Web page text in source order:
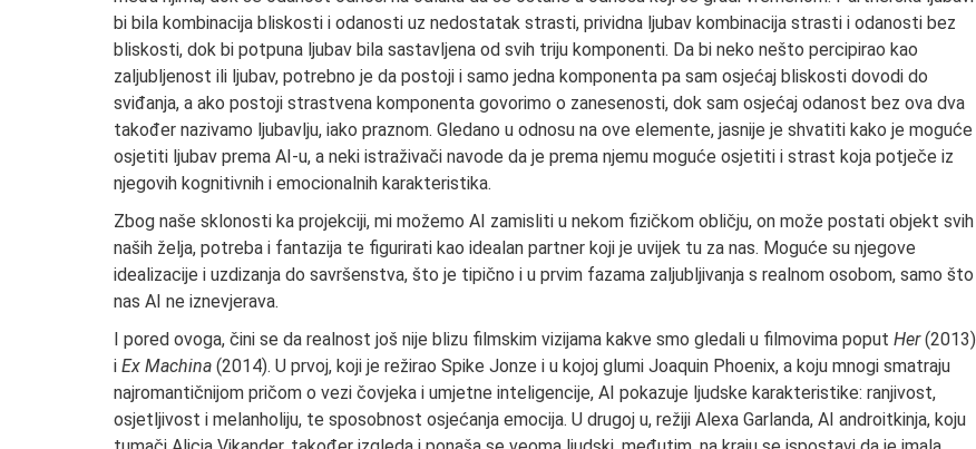
bi bila kombinacija bliskosti i odanosti uz nedostatak strasti, prividna ljubav kombinacija strasti i odanosti bez
bliskosti, dok bi potpuna ljubav bila sastavljena od svih triju komponenti. Da bi neko nešto percipirao kao
zaljubljenost ili ljubav, potrebno je da postoji i samo jedna komponenta pa sam osjećaj bliskosti dovodi do
sviđanja, a ako postoji strastvena komponenta govorimo o zanesenosti, dok sam osjećaj odanost bez ova dva
također nazivamo ljubavlju, iako praznom. Gledano u odnosu na ove elemente, jasnije je shvatiti kako je moguće
osjetiti ljubav prema AI-u, a neki istraživači navode da je prema njemu moguće osjetiti i strast koja potječe iz
njegovih kognitivnih i emocionalnih karakteristika.
Zbog naše sklonosti ka projekciji, mi možemo AI zamisliti u nekom fizičkom obličju, on može postati objekt svih
naših želja, potreba i fantazija te figurirati kao idealan partner koji je uvijek tu za nas. Moguće su njegove
idealizacije i uzdizanja do savršenstva, što je tipično i u prvim fazama zaljubljivanja s realnom osobom, samo što
nas AI ne iznevjerava.
I pored ovoga, čini se da realnost još nije blizu filmskim vizijama kakve smo gledali u filmovima poput Her(2013)
i Ex Machina (2014). U prvoj, koji je režirao Spike Jonze i u kojoj glumi Joaquin Phoenix, a koju mnogi smatraju
najromantičnijom pričom o vezi čovjeka i umjetne inteligencije, AI pokazuje ljudske karakteristike: ranjivost,
osjetljivost i melanholiju, te sposobnost osjećanja emocija. U drugoj u, režiji Alexa Garlanda, AI androitkinja, koju